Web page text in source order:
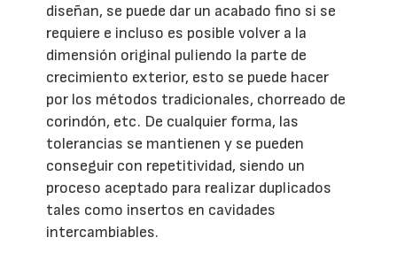
diseñan, se puede dar un acabado fino si se
requiere e incluso es posible volver a la
dimensión original puliendo la parte de
crecimiento exterior, esto se puede hacer
por los métodos tradicionales, chorreado de
corindón, etc. De cualquier forma, las
tolerancias se mantienen y se pueden
conseguir con repetitividad, siendo un
proceso aceptado para realizar duplicados
tales como insertos en cavidades
intercambiables.